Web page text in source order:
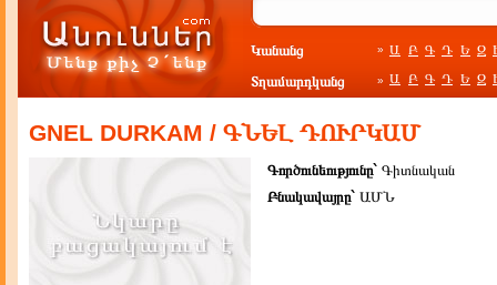
Կանանց » Ա Բ Գ Դ Ե Զ
Տղամարդկանց » Ա Բ Գ Դ Ե Զ
GNEL DURKAM / ԳՆԵԼ ԴՈՒՐԿԱՄ
Գործունեությունը` Գիտնական
Բնակավայրը` ԱՄՆ